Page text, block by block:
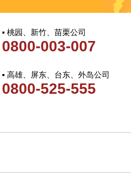
▪ 桃园、新竹、苗栗公司
0800-003-007
▪ 高雄、屏东、台东、外岛公司
0800-525-555